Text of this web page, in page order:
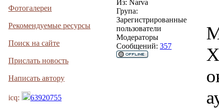
Фотогалереи
Рекомендуемые ресурсы
Поиск на сайте
Прислать новость
Написать автору
icq: 63920755
Из: Narva
Група:
Зарегистрированные
пользователи
Модераторы
Сообщений: 357